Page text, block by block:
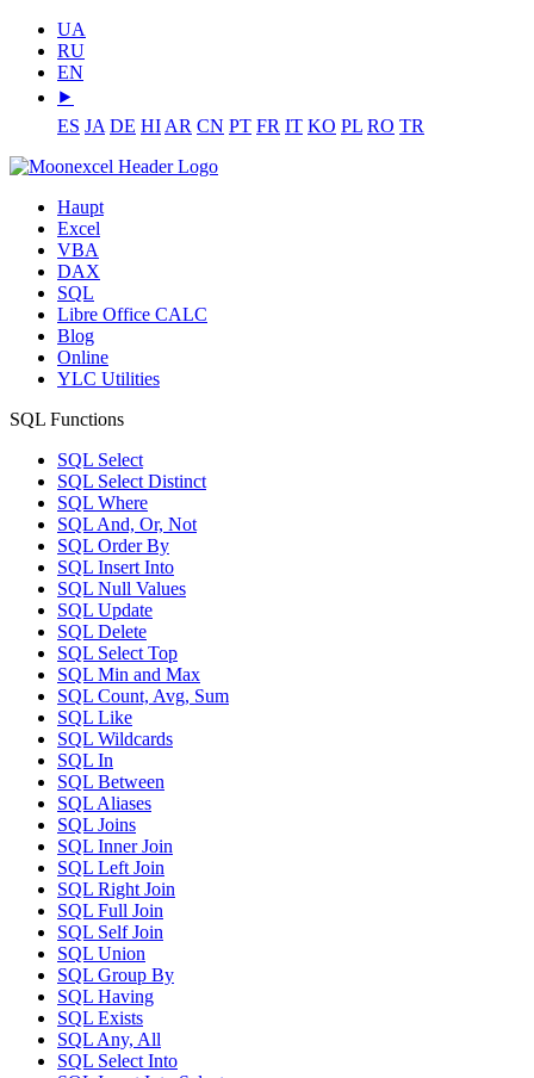
UA
RU
EN
⯈
ES JA DE HI AR CN PT FR IT KO PL RO TR
Haupt
Excel
VBA
DAX
SQL
Libre Office CALC
Blog
Online
YLC Utilities
SQL Functions
SQL Select
SQL Select Distinct
SQL Where
SQL And, Or, Not
SQL Order By
SQL Insert Into
SQL Null Values
SQL Update
SQL Delete
SQL Select Top
SQL Min and Max
SQL Count, Avg, Sum
SQL Like
SQL Wildcards
SQL In
SQL Between
SQL Aliases
SQL Joins
SQL Inner Join
SQL Left Join
SQL Right Join
SQL Full Join
SQL Self Join
SQL Union
SQL Group By
SQL Having
SQL Exists
SQL Any, All
SQL Select Into